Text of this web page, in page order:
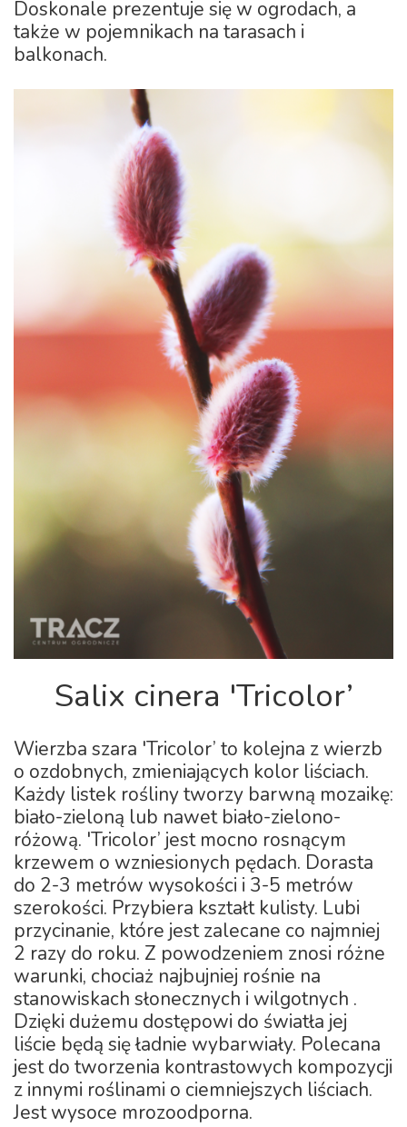
Doskonale prezentuje się w ogrodach, a
także w pojemnikach na tarasach i
balkonach.
Salix cinera 'Tricolor’
Wierzba szara 'Tricolor’ to kolejna z wierzb
o ozdobnych, zmieniających kolor liściach.
Każdy listek rośliny tworzy barwną mozaikę:
biało-zieloną lub nawet biało-zielono-
różową. 'Tricolor’ jest mocno rosnącym
krzewem o wzniesionych pędach. Dorasta
do 2-3 metrów wysokości i 3-5 metrów
szerokości. Przybiera kształt kulisty. Lubi
przycinanie, które jest zalecane co najmniej
2 razy do roku. Z powodzeniem znosi różne
warunki, chociaż najbujniej rośnie na
stanowiskach słonecznych i wilgotnych .
Dzięki dużemu dostępowi do światła jej
liście będą się ładnie wybarwiały. Polecana
jest do tworzenia kontrastowych kompozycji
z innymi roślinami o ciemniejszych liściach.
Jest wysoce mrozoodporna.